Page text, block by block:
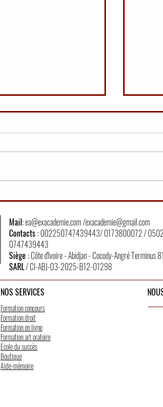
Mail:ea@exacademie.com/exacademie@gmail.com
Contacts : 002250747439443/ 0173800072 /
0747439443
Siège : Côte d'Ivoire - Abidjan - Cocody-Angré Terminus
SARL/ CI-ABJ-03-2025-B12-01298
NOS SERVICES
Formation concours
Formation droit
Formation en ligne
Formation art oratoire
Ecole du succès
Boutique
Aide-mémoire